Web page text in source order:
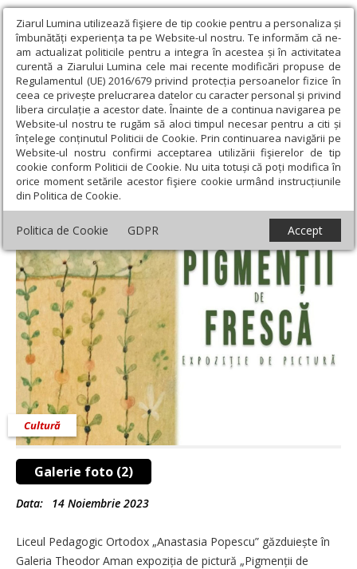
Ziarul Lumina utilizează fişiere de tip cookie pentru a personaliza și
îmbunătăți experiența ta pe Website-ul nostru. Te informăm că ne-
am actualizat politicile pentru a integra în acestea și în activitatea
curentă a Ziarului Lumina cele mai recente modificări propuse de
Regulamentul (UE) 2016/679 privind protecția persoanelor fizice în
ceea ce privește prelucrarea datelor cu caracter personal și privind
libera circulație a acestor date. Înainte de a continua navigarea pe
Website-ul nostru te rugăm să aloci timpul necesar pentru a citi și
înțelege conținutul Politicii de Cookie. Prin continuarea navigării pe
Website-ul nostru confirmi acceptarea utilizării fişierelor de tip
cookie conform Politicii de Cookie. Nu uita totuși că poți modifica în
orice moment setările acestor fişiere cookie urmând instrucțiunile
din Politica de Cookie.
Politica de Cookie GDPR Accept
Ziarul Lumina › Educaţie și Cultură › Cultură › „Pigmenții de
frescă” în Galeria Liceului „Anastasia Popescu”
„Pigmenții de frescă” în Galeria Liceului
„Anastasia Popescu”
Galerie foto (2)
Cultură
Data: 14 Noiembrie 2023
Liceul Pedagogic Ortodox „Anastasia Popescu” găzduiește în
Galeria Theodor Aman expoziția de pictură „Pigmenții de